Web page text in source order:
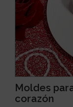
Moldes
corazón